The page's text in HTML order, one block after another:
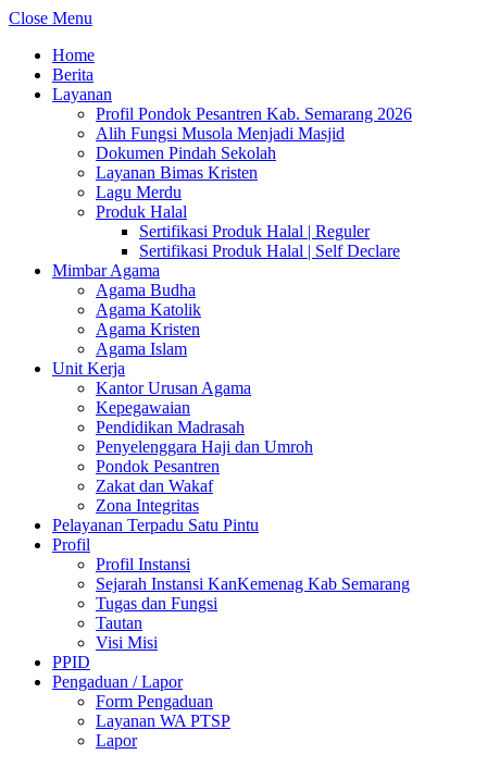
Close Menu
Home
Berita
Layanan
Profil Pondok Pesantren Kab. Semarang 2026
Alih Fungsi Musola Menjadi Masjid
Dokumen Pindah Sekolah
Layanan Bimas Kristen
Lagu Merdu
Produk Halal
Sertifikasi Produk Halal | Reguler
Sertifikasi Produk Halal | Self Declare
Mimbar Agama
Agama Budha
Agama Katolik
Agama Kristen
Agama Islam
Unit Kerja
Kantor Urusan Agama
Kepegawaian
Pendidikan Madrasah
Penyelenggara Haji dan Umroh
Pondok Pesantren
Zakat dan Wakaf
Zona Integritas
Pelayanan Terpadu Satu Pintu
Profil
Profil Instansi
Sejarah Instansi KanKemenag Kab Semarang
Tugas dan Fungsi
Tautan
Visi Misi
PPID
Pengaduan / Lapor
Form Pengaduan
Layanan WA PTSP
Lapor